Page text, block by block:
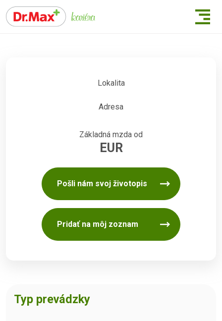
Lokalita
Adresa
Základná mzda od
EUR
Pošli nám svoj životopis
Pridať na môj zoznam
Typ prevádzky